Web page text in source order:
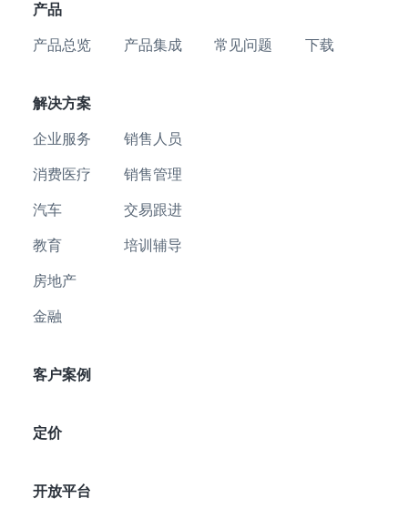
产品
产品总览 产品集成 常见问题 下载
解决方案
企业服务
消费医疗
汽车
教育
房地产
金融
销售人员
销售管理
交易跟进
培训辅导
客户案例
定价
开放平台